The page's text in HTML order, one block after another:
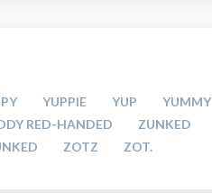
YUPPIE YUP YUMMY
RED-HANDED ZUNKED
ZOTZ ZOT.